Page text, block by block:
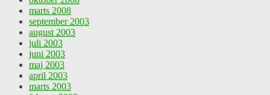
marts 2008
september 2003
august 2003
juli 2003
juni 2003
maj 2003
april 2003
marts 2003